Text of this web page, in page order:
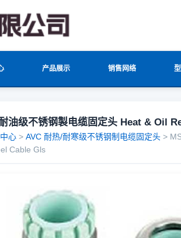
产品展示 销售网络
油级不锈钢製电缆固定头 Heat & Oil
心 > AVC 耐热/耐寒级不锈钢制电缆固定头 >
Cable Gls